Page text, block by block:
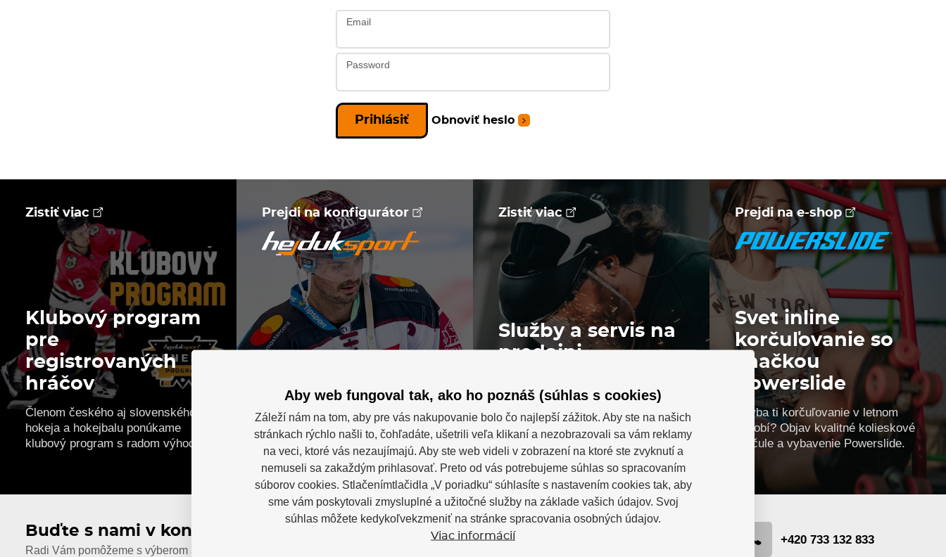
Email
Password
Prihlásiť Obnoviť heslo
Zistiť viac
Klubový program
pre
registrovaných
hráčov
Členom českého aj slovenského
hokeja a hokejbalu ponúkame
klubový program s radom výhod!
Prejdi na konfigurátor
A vďaka nášmu konfigurátora si
môžeš plexi navrhnúť presne podľa
svojich predstáv a potrieb!
Zistiť viac
Služby a servis na
predajni
tepelné tvarovanie korčúľ,
skenovanie nohy pre správny
výber korčúľ, výroba hokejových
dresov a osušiek.
Prejdi na e-shop
Svet inline
korčuľovanie so
značkou
Powerslide
Chýba ti korčuľovanie v letnom
období? Objav kvalitné kolieskové
korčule a vybavenie Powerslide.
Buďte s nami v kontakte
Radi Vám pomôžeme s výberom alebo odporučíme najvhodnejšie riešenie.
+420 733 132 833
Aby web fungoval tak, ako ho poznáš (súhlas s cookies)
Záleží nám na tom, aby pre vás nakupovanie bolo čo najlepší zážitok. Aby ste na našich
stránkach rýchlo našli to, čohľadáte, ušetrili veľa klikaní a nezobrazovali sa vám reklamy
na veci, ktoré vás nezaujímajú. Aby ste web videli v zobrazení na ktoré ste zvyknutí a
nemuseli sa zakaždým prihlasovať. Preto od vás potrebujeme súhlas so spracovaním
súborov cookies. Stlačenímtlačidla „V poriadku“ súhlasíte s nastavením cookies tak, aby
sme vám poskytovali zmysluplné a užitočné služby na základe vašich údajov. Svoj
súhlas môžete kedykoľvekzmeniť na stránke spracovania osobných údajov.
Viac informácií